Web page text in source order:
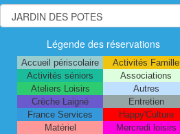
Légende des réservations
Accueil périscolaire
Activités Famille
Activités séniors
Associations
Ateliers Loisirs
Autres
Crèche Laigné
Entretien
France Services
Happy'Culture
Matériel
Mercredi loisirs